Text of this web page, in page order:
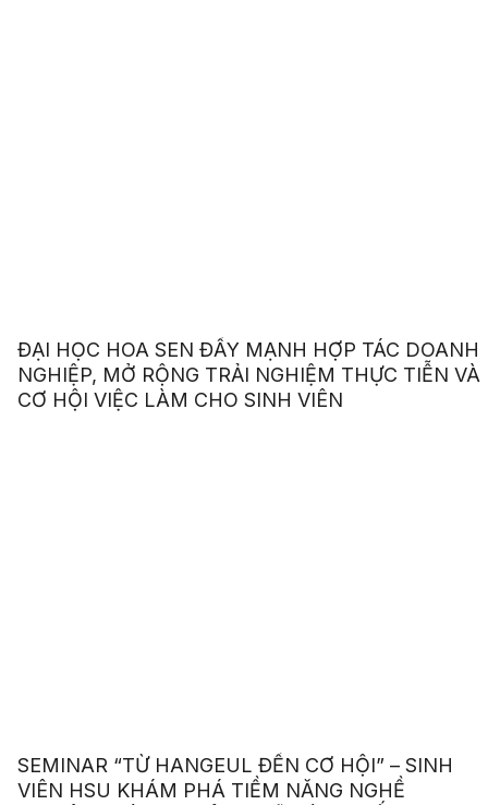
ĐẠI HỌC HOA SEN ĐẨY MẠNH HỢP TÁC DOANH
NGHIỆP, MỞ RỘNG TRẢI NGHIỆM THỰC TIỄN VÀ
CƠ HỘI VIỆC LÀM CHO SINH VIÊN
SEMINAR “TỪ HANGEUL ĐẾN CƠ HỘI” – SINH
VIÊN HSU KHÁM PHÁ TIỀM NĂNG NGHỀ